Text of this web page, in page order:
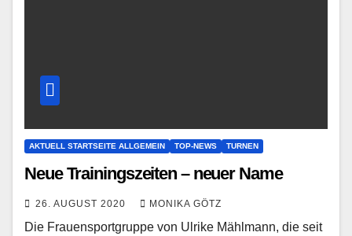
AKTUELL STARTSEITE ALLGEMEIN TOP-NEWS TURNEN
Neue Trainingszeiten – neuer Name
26. AUGUST 2020 MONIKA GÖTZ
Die Frauensportgruppe von Ulrike Mählmann, die seit